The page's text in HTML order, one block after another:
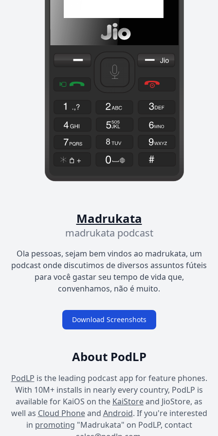
Madrukata
madrukata podcast
Ola pessoas, sejam bem vindos ao madrukata, um
podcast onde discutimos de diversos assuntos fúteis
para você gastar seu tempo de vida que,
convenhamos, não é muito.
Download Screenshots
About PodLP
PodLP is the leading podcast app for feature phones.
With 10M+ installs in nearly every country, PodLP is
available for KaiOS on the KaiStoreand JioStore, as
well as Cloud Phoneand Android. If you're interested
in promoting "Madrukata" on PodLP, contact